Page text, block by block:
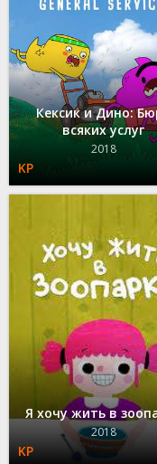
Кексик и Дино:
всяких услуг
2018
Я хочу жить в
2018